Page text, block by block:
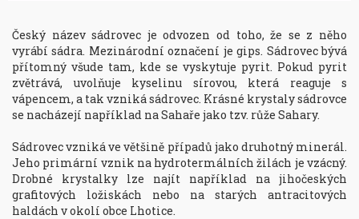
Český název sádrovec je odvozen od toho, že se z něho
vyrábí sádra. Mezinárodní označení je gips. Sádrovec bývá
přítomný všude tam, kde se vyskytuje pyrit. Pokud pyrit
zvětrává, uvolňuje kyselinu sírovou, která reaguje s
vápencem, a tak vzniká sádrovec. Krásné krystaly sádrovce
se nacházejí například na Sahaře jako tzv. růže Sahary.
Sádrovec vzniká ve většině případů jako druhotný minerál.
Jeho primární vznik na hydrotermálních žilách je vzácný.
Drobné krystalky lze najít například na jihočeských
grafitových ložiskách nebo na starých antracitových
haldách v okolí obce Lhotice.